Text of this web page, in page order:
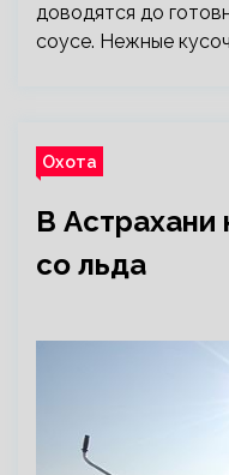
доводятся до
соусе. Нежные
Охота
В Астрахани
со льда